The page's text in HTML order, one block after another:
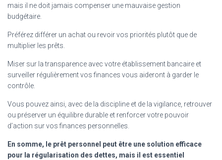
mais il ne doit jamais compenser une mauvaise gestion
budgétaire.
Préférez différer un achat ou revoir vos priorités plutôt que de
multiplier les prêts.
Miser sur la transparence avec votre établissement bancaire et
surveiller régulièrement vos finances vous aideront à garder le
contrôle.
Vous pouvez ainsi, avec de la discipline et de la vigilance, retrouver
ou préserver un équilibre durable et renforcer votre pouvoir
d’action sur vos finances personnelles.
En somme, le prêt personnel peut être une solution efficace
pour la régularisation des dettes, mais il est essentiel